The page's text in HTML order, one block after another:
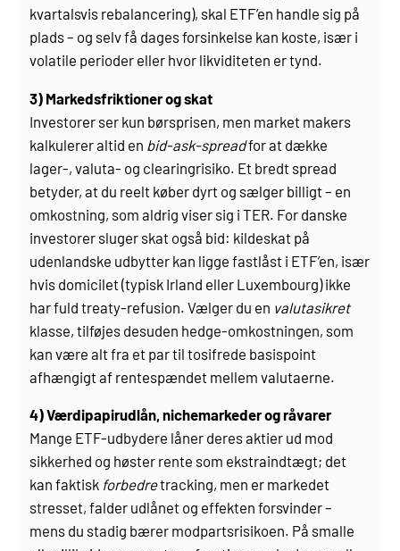
kvartalsvis rebalancering), skal ETF’en handle sig på
plads – og selv få dages forsinkelse kan koste, især i
volatile perioder eller hvor likviditeten er tynd.
3) Markedsfriktioner og skat
Investorer ser kun børsprisen, men market makers
kalkulerer altid en bid-ask-spreadfor at dække
lager-, valuta- og clearingrisiko. Et bredt spread
betyder, at du reelt køber dyrt og sælger billigt – en
omkostning, som aldrig viser sig i TER. For danske
investorer sluger skat også bid: kildeskat på
udenlandske udbytter kan ligge fastlåst i ETF’en, især
hvis domicilet (typisk Irland eller Luxembourg) ikke
har fuld treaty-refusion. Vælger du en valutasikret
klasse, tilføjes desuden hedge-omkostningen, som
kan være alt fra et par til tosifrede basispoint
afhængigt af rentespændet mellem valutaerne.
4) Værdipapirudlån, nichemarkeder og råvarer
Mange ETF-udbydere låner deres aktier ud mod
sikkerhed og høster rente som ekstraindtægt; det
kan faktisk forbedretracking, men er markedet
stresset, falder udlånet og effekten forsvinder –
mens du stadig bærer modpartsrisikoen. På smalle